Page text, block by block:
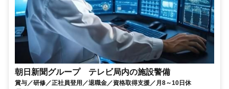
朝日新聞グループ テレビ局内の施設警備
賞与／研修／正社員登用／退職金／資格取得支援／月8～10日休